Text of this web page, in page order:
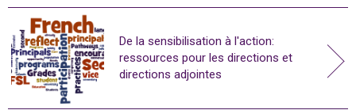
De la sensibilisation à l'action:
ressources pour les directions et
directions adjointes